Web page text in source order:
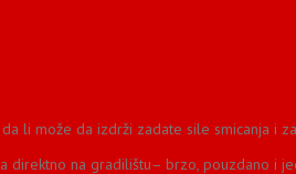
li može da izdrži zadate sile smicanja i
direktno na gradilištu– brzo, pouzdano i